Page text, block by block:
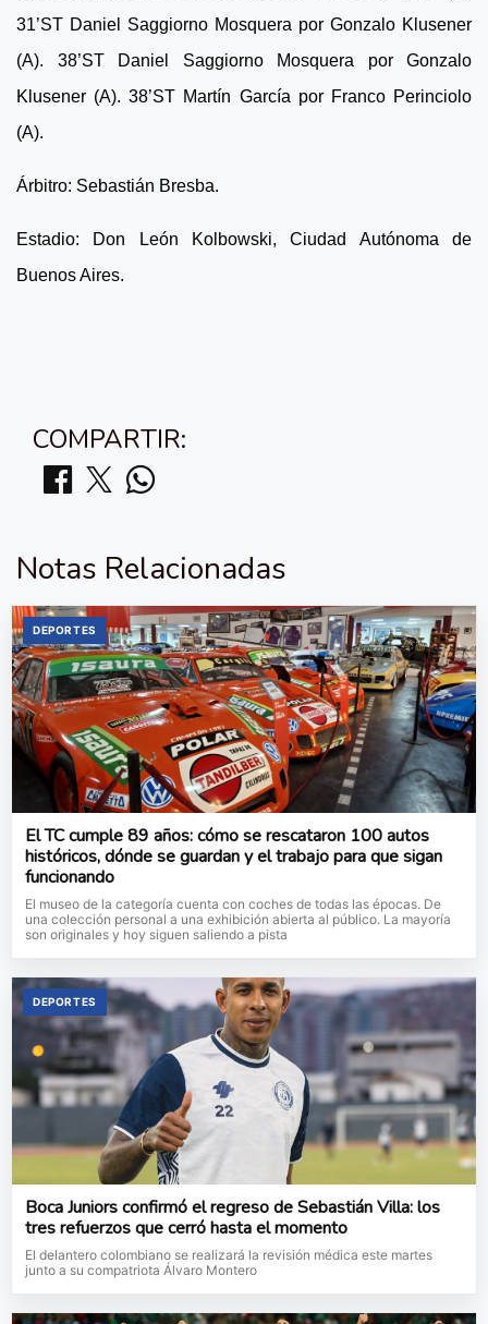
31’ST Daniel Saggiorno Mosquera por Gonzalo Klusener
(A). 38’ST Daniel Saggiorno Mosquera por Gonzalo
Klusener (A). 38’ST Martín García por Franco Perinciolo
(A).
Árbitro: Sebastián Bresba.
Estadio: Don León Kolbowski, Ciudad Autónoma de
Buenos Aires.
COMPARTIR:
Notas Relacionadas
DEPORTES
El TC cumple 89 años: cómo se rescataron 100 autos
históricos, dónde se guardan y el trabajo para que sigan
funcionando
El museo de la categoría cuenta con coches de todas las épocas. De
una colección personal a una exhibición abierta al público. La mayoría
son originales y hoy siguen saliendo a pista
DEPORTES
Boca Juniors confirmó el regreso de Sebastián Villa: los
tres refuerzos que cerró hasta el momento
El delantero colombiano se realizará la revisión médica este martes
junto a su compatriota Álvaro Montero